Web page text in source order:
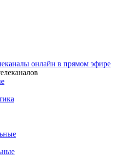
онлайн в прямом эфире